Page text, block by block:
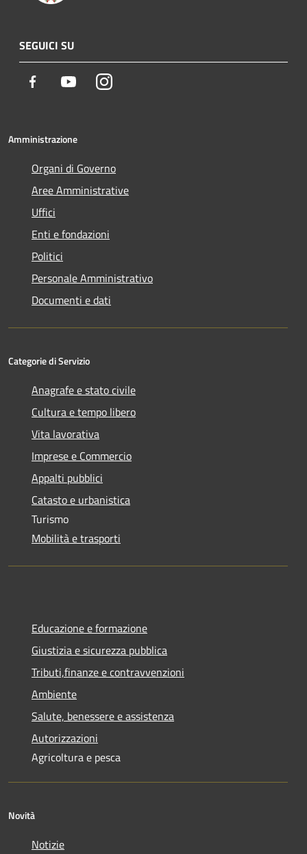
SEGUICI SU
Facebook YoutubeInstagram
Amministrazione
Organi di Governo
Aree Amministrative
Uffici
Enti e fondazioni
Politici
Personale Amministrativo
Documenti e dati
Categorie di Servizio
Anagrafe e stato civile
Cultura e tempo libero
Vita lavorativa
Imprese e Commercio
Appalti pubblici
Catasto e urbanistica
Turismo
Mobilità e trasporti
Educazione e formazione
Giustizia e sicurezza pubblica
Tributi,finanze e contravvenzioni
Ambiente
Salute, benessere e assistenza
Autorizzazioni
Agricoltura e pesca
Novità
Notizie